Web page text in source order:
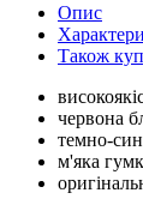
Опис
Також
червона
темно-
м'яка